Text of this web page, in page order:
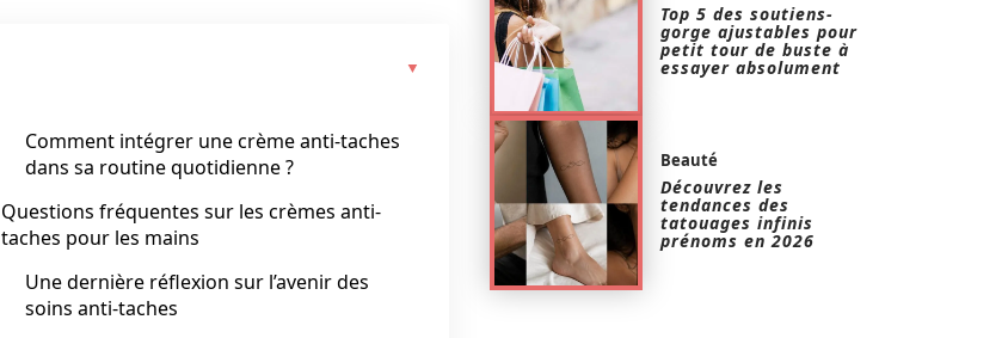
Comment intégrer une crème anti-taches
dans sa routine quotidienne ?
Questions fréquentes sur les crèmes anti-
taches pour les mains
Une dernière réflexion sur l’avenir des
soins anti-taches
Top 5 des soutiens-
gorge ajustables pour
petit tour de buste à
essayer absolument
Beauté
Découvrez les
tendances des
tatouages infinis
prénoms en 2026